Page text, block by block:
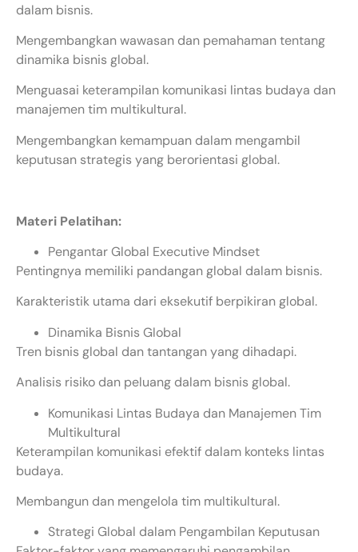
dalam bisnis.
Mengembangkan wawasan dan pemahaman tentang
dinamika bisnis global.
Menguasai keterampilan komunikasi lintas budaya dan
manajemen tim multikultural.
Mengembangkan kemampuan dalam mengambil
keputusan strategis yang berorientasi global.
Materi Pelatihan:
Pengantar Global Executive Mindset
Pentingnya memiliki pandangan global dalam bisnis.
Karakteristik utama dari eksekutif berpikiran global.
Dinamika Bisnis Global
Tren bisnis global dan tantangan yang dihadapi.
Analisis risiko dan peluang dalam bisnis global.
Komunikasi Lintas Budaya dan Manajemen Tim
Multikultural
Keterampilan komunikasi efektif dalam konteks lintas
budaya.
Membangun dan mengelola tim multikultural.
Strategi Global dalam Pengambilan Keputusan